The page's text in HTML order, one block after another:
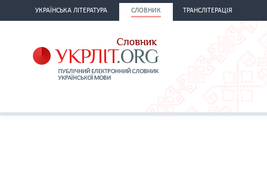
УКРАЇНСЬКА ЛІТЕРАТУРА СЛОВНИК ТРАНСЛІТЕРАЦІЯ